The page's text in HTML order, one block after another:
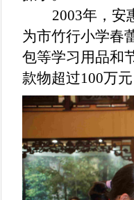
2003年，安
为市竹行小学春
包等学习用品和
款物超过100万